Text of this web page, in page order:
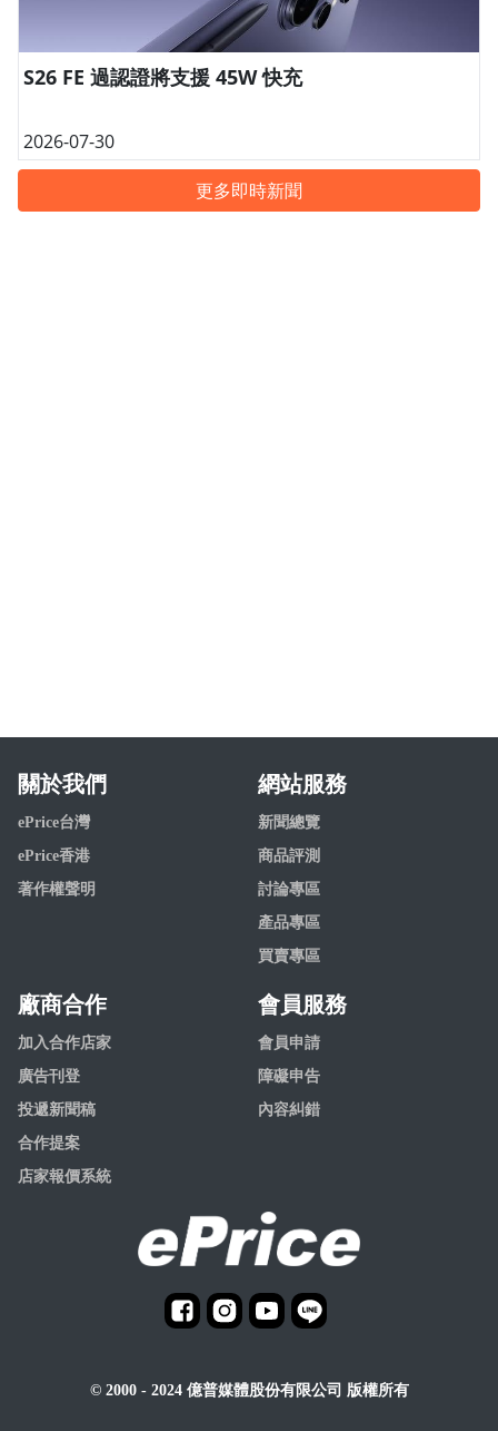
S26 FE 過認證將支援 45W 快充
2026-07-30
更多即時新聞
關於我們
ePrice台灣
ePrice香港
著作權聲明
網站服務
新聞總覽
商品評測
討論專區
產品專區
買賣專區
廠商合作
加入合作店家
廣告刊登
投遞新聞稿
合作提案
店家報價系統
會員服務
會員申請
障礙申告
內容糾錯
© 2000 - 2024 億普媒體股份有限公司 版權所有